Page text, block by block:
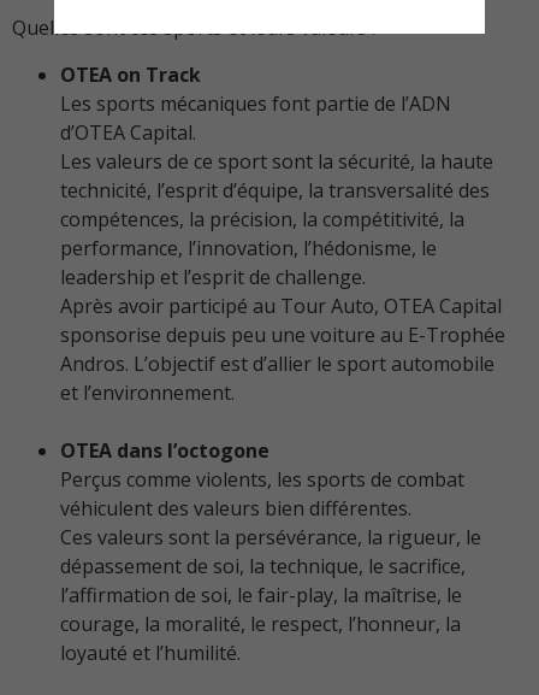
Quelles sont ces sports et leurs valeurs :
OTEA on Track
Les sports mécaniques font partie de l’ADN
d’OTEA Capital.
Les valeurs de ce sport sont la sécurité, la haute
technicité, l’esprit d’équipe, la transversalité des
compétences, la précision, la compétitivité, la
performance, l’innovation, l’hédonisme, le
leadership et l’esprit de challenge.
Après avoir participé au Tour Auto, OTEA Capital
sponsorise depuis peu une voiture au E-Trophée
Andros. L’objectif est d’allier le sport automobile
et l’environnement.
OTEA dans l’octogone
Perçus comme violents, les sports de combat
véhiculent des valeurs bien différentes.
Ces valeurs sont la persévérance, la rigueur, le
dépassement de soi, la technique, le sacrifice,
l’affirmation de soi, le fair-play, la maîtrise, le
courage, la moralité, le respect, l’honneur, la
loyauté et l’humilité.